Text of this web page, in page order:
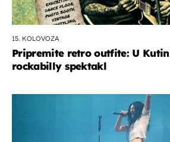
15. KOLOVOZA
Pripremite retro outfite: U
rockabilly spektakl